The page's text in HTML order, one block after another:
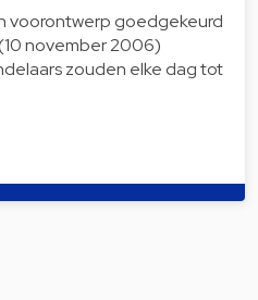
voorontwerp goedgekeurd
november 2006)
zouden elke dag tot